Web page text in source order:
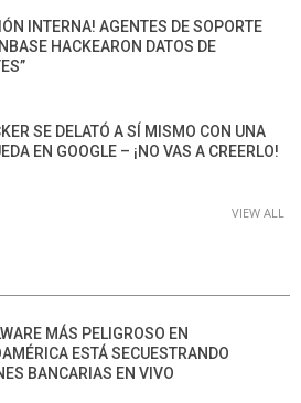
INTERNA! AGENTES DE SOPORTE
HACKEARON DATOS DE
SE DELATÓ A SÍ MISMO CON UNA
EN GOOGLE – ¡NO VAS A CREERLO!
VIEW ALL
MÁS PELIGROSO EN
ESTÁ SECUESTRANDO
BANCARIAS EN VIVO